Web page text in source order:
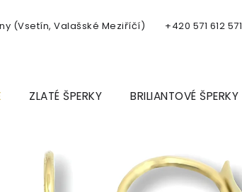
(Vsetín, Valašské Meziříčí) +420 571 612 571
ZLATÉ ŠPERKY BRILIANTOVÉ ŠPERKY